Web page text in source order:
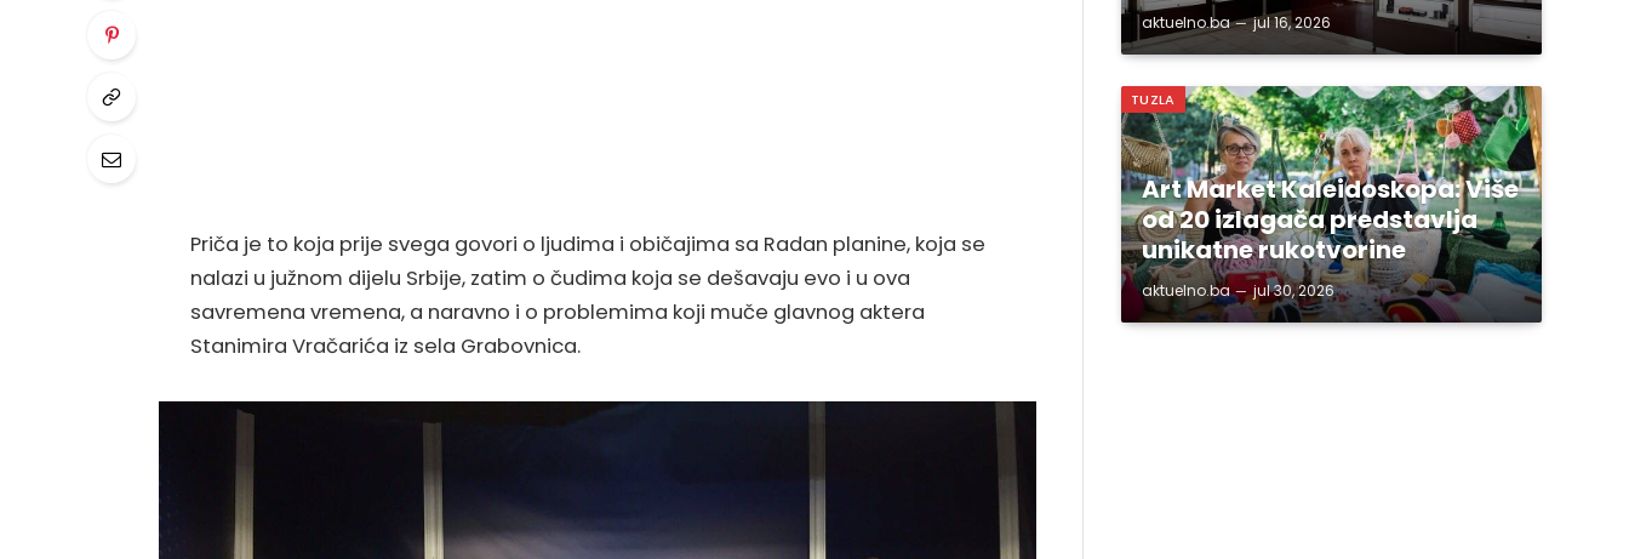
Priča je to koja prije svega govori o ljudima i običajima sa Radan planine, koja se
nalazi u južnom dijelu Srbije, zatim o čudima koja se dešavaju evo i u ova
savremena vremena, a naravno i o problemima koji muče glavnog aktera
Stanimira Vračarića iz sela Grabovnica.
aktuelno.ba jul 16, 2026
TUZLA
Art Market Kaleidoskopa: Više
od 20 izlagača predstavlja
unikatne rukotvorine
aktuelno.ba jul 30, 2026